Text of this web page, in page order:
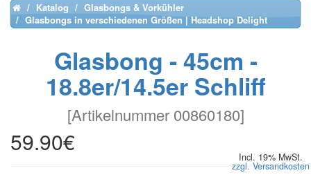
HomeKatalog
Glasbongs & Vorkühler
Glasbongs in verschiedenen Größen | Headshop Delight
Glasbong - 45cm -
18.8er/14.5er Schliff
[Artikelnummer 00860180]
59.90€
Incl. 19% MwSt.
zzgl. Versandkosten